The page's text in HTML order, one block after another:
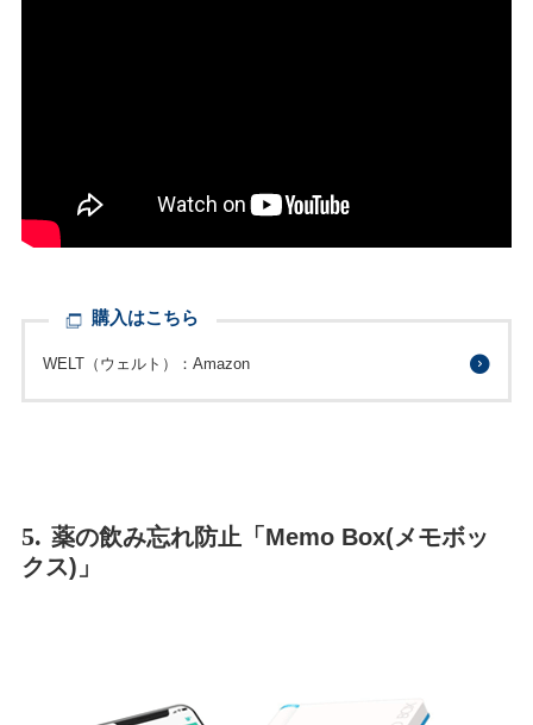
購入はこちら
WELT（ウェルト）：Amazon
5. 薬の飲み忘れ防止「Memo Box(メモボッ
クス)」